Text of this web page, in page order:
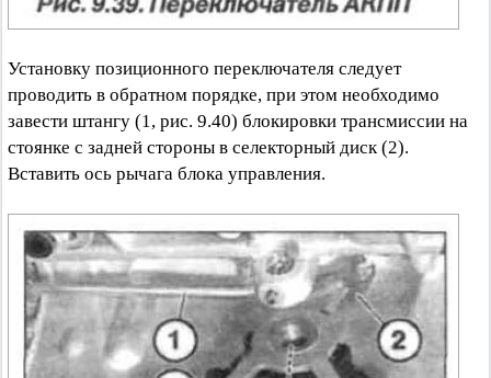
Установку позиционного переключателя следует
проводить в обратном порядке, при этом необходимо
завести штангу (1, рис. 9.40) блокировки трансмиссии на
стоянке с задней стороны в селекторный диск (2).
Вставить ось рычага блока управления.